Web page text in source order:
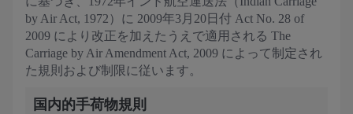
by Air Act, 1972）に 2009年3月20日付 Act No. 28 of
2009 により改正を加えたうえで適用される The
Carriage by Air Amendment Act, 2009 によって制定され
た規則および制限に従います。
国内的手荷物規則